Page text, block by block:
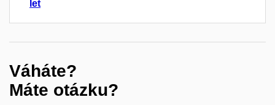
let
Váháte?
Máte otázku?